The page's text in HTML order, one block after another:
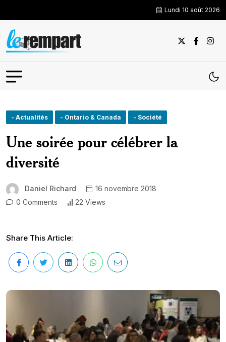
Lundi 10 août 2026
- Actualités - Ontario & Canada - Société
Une soirée pour célébrer la
diversité
Daniel Richard
16 novembre 2018
0 Comments
22 Views
Share This Article: